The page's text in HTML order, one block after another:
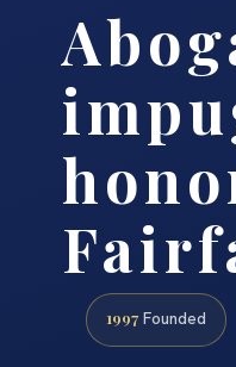
1997 Founded